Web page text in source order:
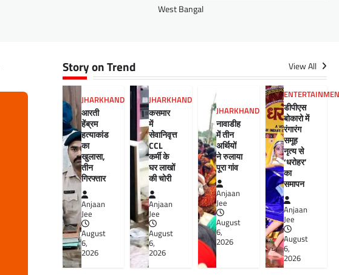
West Bangal
Story on Trend View All
JHARKHAND
आरती
हेंब्रम
हत्याकांड
का
खुलासा,
तीन
गिरफ्तार
Anjaan
Jee
August
6,
2026
JHARKHAND
कसमार
में
सेवानिवृत्त
CCL
कर्मी के
घर लाखों
की चोरी
Anjaan
Jee
August
6,
2026
JHARKHAND
नावाडीह
में तीन
अर्थियों
ने रुलाया
पूरा गांव
Anjaan
Jee
August
6,
2026
डीपीएस
बोकारो में
रंगारंग
समूह
नृत्य से
‘धरोहर’
का
समापन
Anjaan
Jee
August
6,
2026